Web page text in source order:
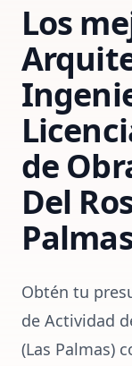
Los
de
Del
Obtén tu
de Actividad
(Las Palmas)